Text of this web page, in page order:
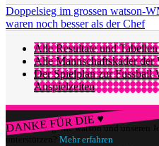
Doppelsieg im grossen watson-
waren noch besser als der Chef
Alle Resultate und
Alle Mannschaftskader
Der Spielplan zur
Anspielzeiten
DANKE FÜR DIE ♥
Würdest du gerne watson und unseren
unterstützen? Mehr erfahren